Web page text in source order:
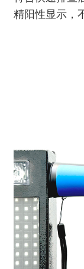
精阳性显示，